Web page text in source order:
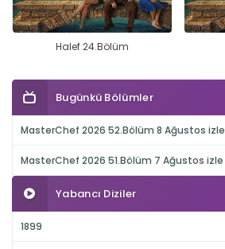
Halef 24.Bölüm
Bugünkü Bölümler
MasterChef 2026 52.Bölüm 8 Ağustos izle
MasterChef 2026 51.Bölüm 7 Ağustos izle
Yabancı Diziler
1899